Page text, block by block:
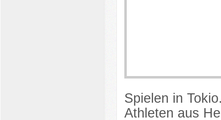
Spielen in
Athleten aus